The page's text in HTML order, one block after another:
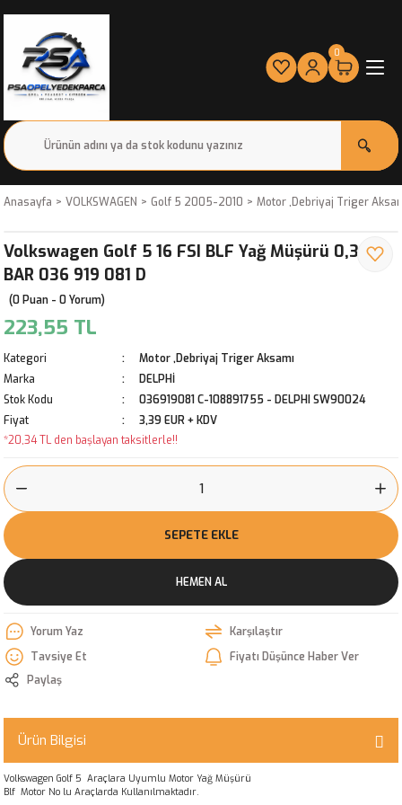
0
Anasayfa VOLKSWAGEN Golf 5 2005-2010 Motor ,Debriyaj Triger
Volkswagen Golf 5 16 FSI BLF Yağ Müşürü 0,3-06
BAR 036 919 081 D
(0 Puan - 0 Yorum)
223,55 TL
Kategori
Motor ,Debriyaj Triger Aksamı
Marka
DELPHİ
Stok Kodu
036919081 C-108891755 - DELPHI SW90024
Fiyat
3,39 EUR + KDV
*20,34 TL den başlayan taksitlerle!!
SEPETE EKLE
HEMEN AL
Yorum Yaz
Karşılaştır
Tavsiye Et
Fiyatı Düşünce Haber Ver
Paylaş
Ürün Bilgisi
Volkswagen Golf 5 Araçlara Uyumlu Motor Yağ Müşürü
Blf Motor No lu Araçlarda Kullanılmaktadır.